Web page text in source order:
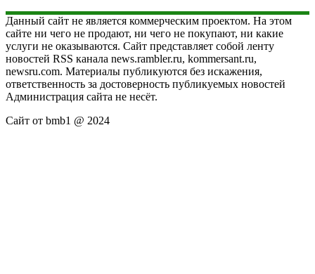
Данный сайт не является коммерческим проектом. На этом
сайте ни чего не продают, ни чего не покупают, ни какие
услуги не оказываются. Сайт представляет собой ленту
новостей RSS канала news.rambler.ru, kommersant.ru,
newsru.com. Материалы публикуются без искажения,
ответственность за достоверность публикуемых новостей
Администрация сайта не несёт.
Сайт от bmb1 @ 2024